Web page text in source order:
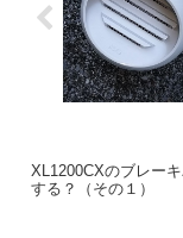
XL1200CXのブレー
する？（その１）